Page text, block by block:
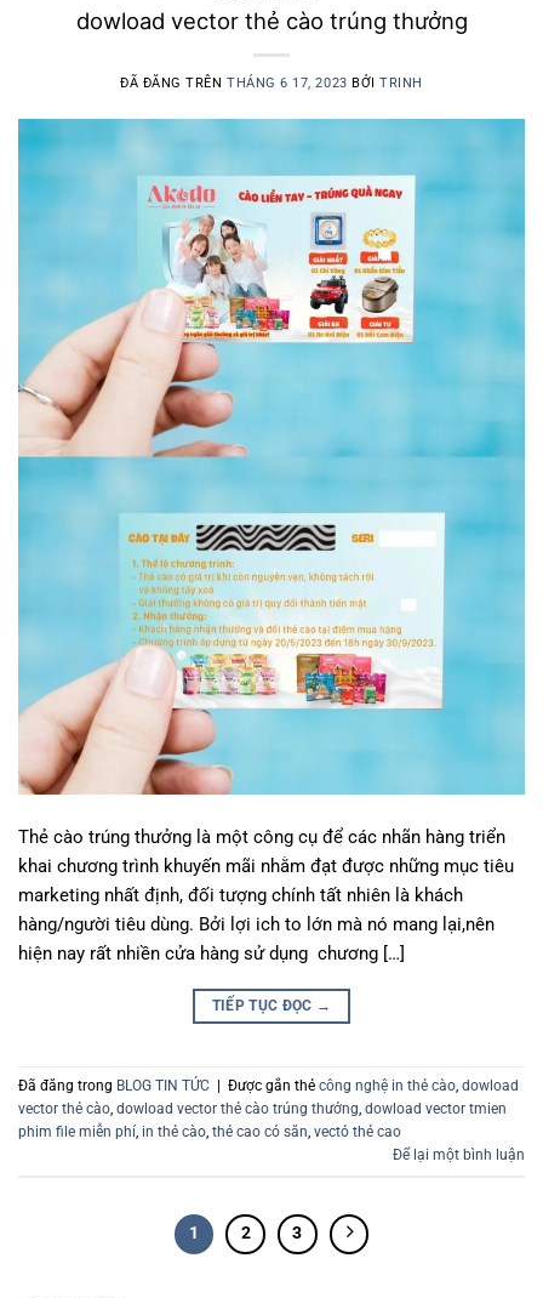
dowload vector thẻ cào trúng thưởng
ĐÃ ĐĂNG TRÊN THÁNG 6 17, 2023 BỞITRINH
Thẻ cào trúng thưởng là một công cụ để các nhãn hàng triển
khai chương trình khuyến mãi nhằm đạt được những mục tiêu
marketing nhất định, đối tượng chính tất nhiên là khách
hàng/người tiêu dùng. Bởi lợi ich to lớn mà nó mang lại,nên
hiện nay rất nhiền cửa hàng sử dụng chương […]
TIẾP TỤC ĐỌC →
Đã đăng trong BLOG TIN TỨC Được gắn thẻ công nghệ in thẻ cào, dowload
vector thẻ cào, dowload vector thẻ cào trúng thưởng, dowload vector tmien
phim file miễn phí, in thẻ cào, thẻ cao có săn, vectỏ thẻ cao
Để lại một bình luận
1 2 3